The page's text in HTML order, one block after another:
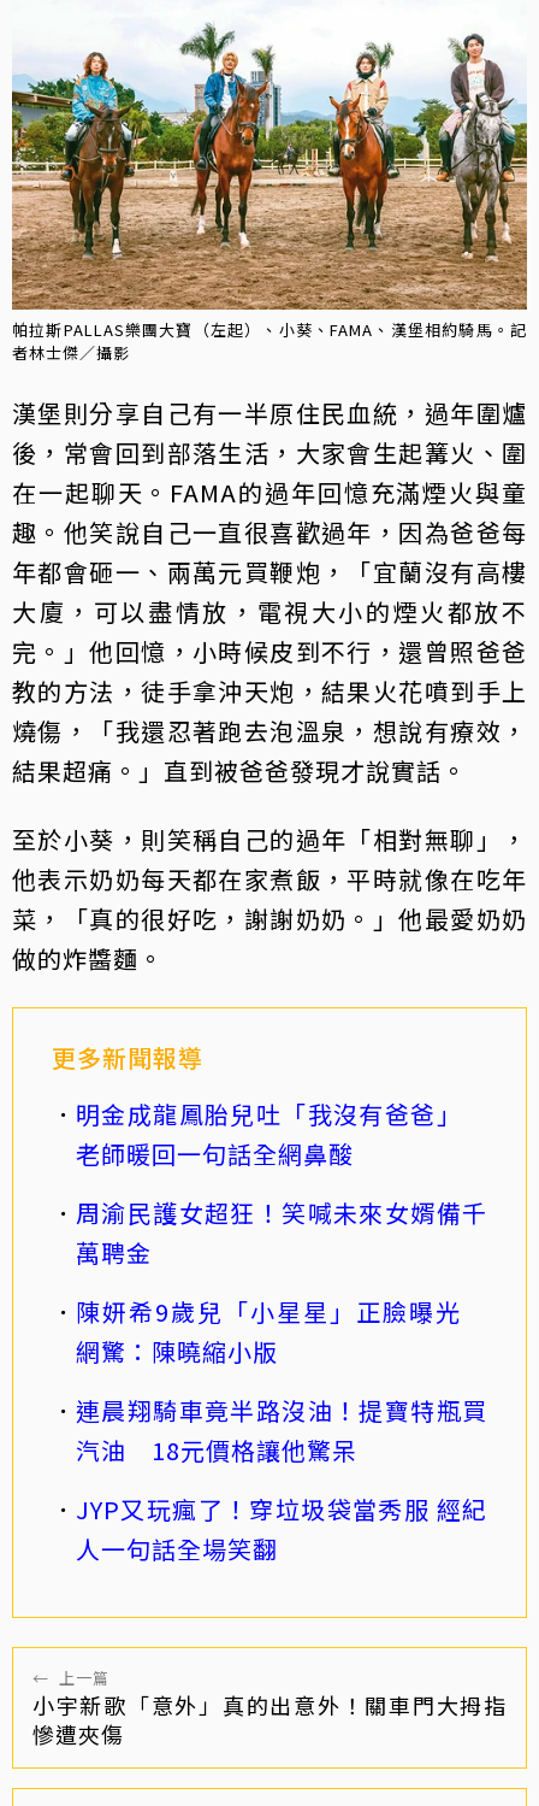
帕拉斯PALLAS樂團大寶（左起）、小葵、FAMA、漢堡相約騎馬。記
者林士傑／攝影
漢堡則分享自己有一半原住民血統，過年圍爐
後，常會回到部落生活，大家會生起篝火、圍
在一起聊天。FAMA的過年回憶充滿煙火與童
趣。他笑說自己一直很喜歡過年，因為爸爸每
年都會砸一、兩萬元買鞭炮，「宜蘭沒有高樓
大廈，可以盡情放，電視大小的煙火都放不
完。」他回憶，小時候皮到不行，還曾照爸爸
教的方法，徒手拿沖天炮，結果火花噴到手上
燒傷，「我還忍著跑去泡溫泉，想說有療效，
結果超痛。」直到被爸爸發現才說實話。
至於小葵，則笑稱自己的過年「相對無聊」，
他表示奶奶每天都在家煮飯，平時就像在吃年
菜，「真的很好吃，謝謝奶奶。」他最愛奶奶
做的炸醬麵。
更多新聞報導
明金成龍鳳胎兒吐「我沒有爸爸」
老師暖回一句話全網鼻酸
周渝民護女超狂！笑喊未來女婿備千
萬聘金
陳妍希9歲兒「小星星」正臉曝光
網驚：陳曉縮小版
連晨翔騎車竟半路沒油！提寶特瓶買
汽油 18元價格讓他驚呆
JYP又玩瘋了！穿垃圾袋當秀服 經紀
人一句話全場笑翻
← 上一篇
小宇新歌「意外」真的出意外！關車門大拇指
慘遭夾傷